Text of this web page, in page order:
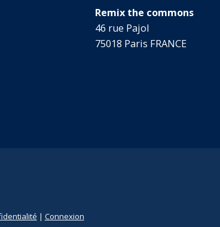
Remix the commons
46 rue Pajol
75018 Paris FRANCE
| Connexion